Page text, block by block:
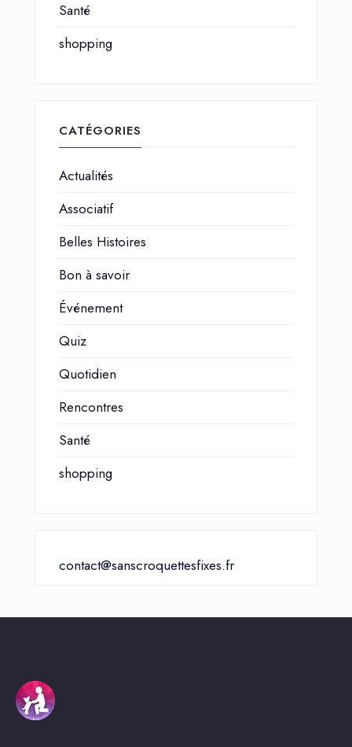
Santé
shopping
CATÉGORIES
Actualités
Associatif
Belles Histoires
Bon à savoir
Événement
Quiz
Quotidien
Rencontres
Santé
shopping
contact@sanscroquettesfixes.fr